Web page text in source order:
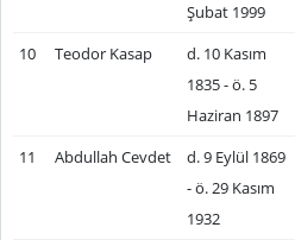
Şubat 1999
10 Teodor Kasap
d. 10 Kasım
1835 - ö. 5
Haziran 1897
11 Abdullah Cevdet
d. 9 Eylül 1869
- ö. 29 Kasım
1932